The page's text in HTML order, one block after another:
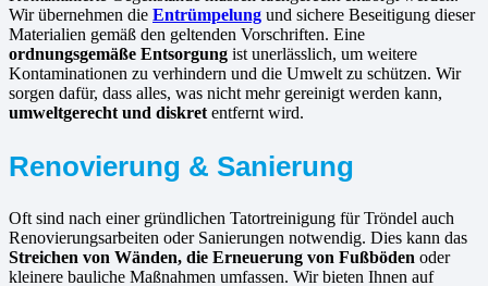
Wir übernehmen die Entrümpelung und sichere Beseitigung dieser
Materialien gemäß den geltenden Vorschriften. Eine
ordnungsgemäße Entsorgung ist unerlässlich, um weitere
Kontaminationen zu verhindern und die Umwelt zu schützen. Wir
sorgen dafür, dass alles, was nicht mehr gereinigt werden kann,
umweltgerecht und diskret entfernt wird.
Renovierung & Sanierung
Oft sind nach einer gründlichen Tatortreinigung für Tröndel auch
Renovierungsarbeiten oder Sanierungen notwendig. Dies kann das
Streichen von Wänden, die Erneuerung von Fußböden oder
kleinere bauliche Maßnahmen umfassen. Wir bieten Ihnen auf